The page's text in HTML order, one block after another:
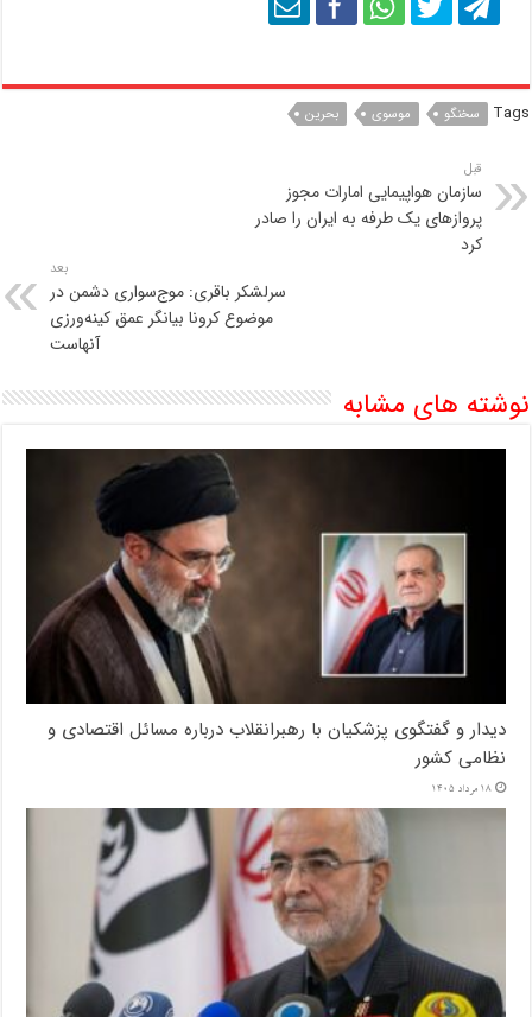
Tags سخنگو موسوی بحرین
قبل
سازمان هواپیمایی امارات مجوز
پروازهای یک طرفه به ایران را صادر
کرد
بعد
سرلشکر باقری: موج‌سواری دشمن در
موضوع کرونا بیانگر عمق کینه‌ورزی
آنهاست
نوشته های مشابه
دیدار و گفتگوی پزشکیان با رهبرانقلاب درباره مسائل اقتصادی و
نظامی کشور
18 مرداد 1405